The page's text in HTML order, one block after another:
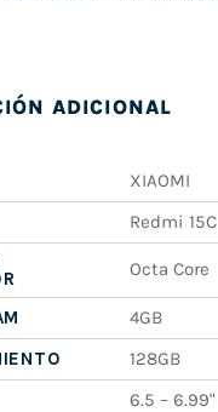
ADICIONAL
XIAOMI
Redmi 15C
Octa Core
4GB
128GB
6.5 – 6.99"